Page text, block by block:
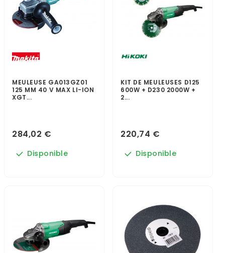
MEULEUSE GA013GZ01
125 MM 40 V MAX LI-ION
XGT...
284,02 €
Disponible
KIT DE MEULEUSES D125
600W + D230 2000W +
2...
220,74 €
Disponible